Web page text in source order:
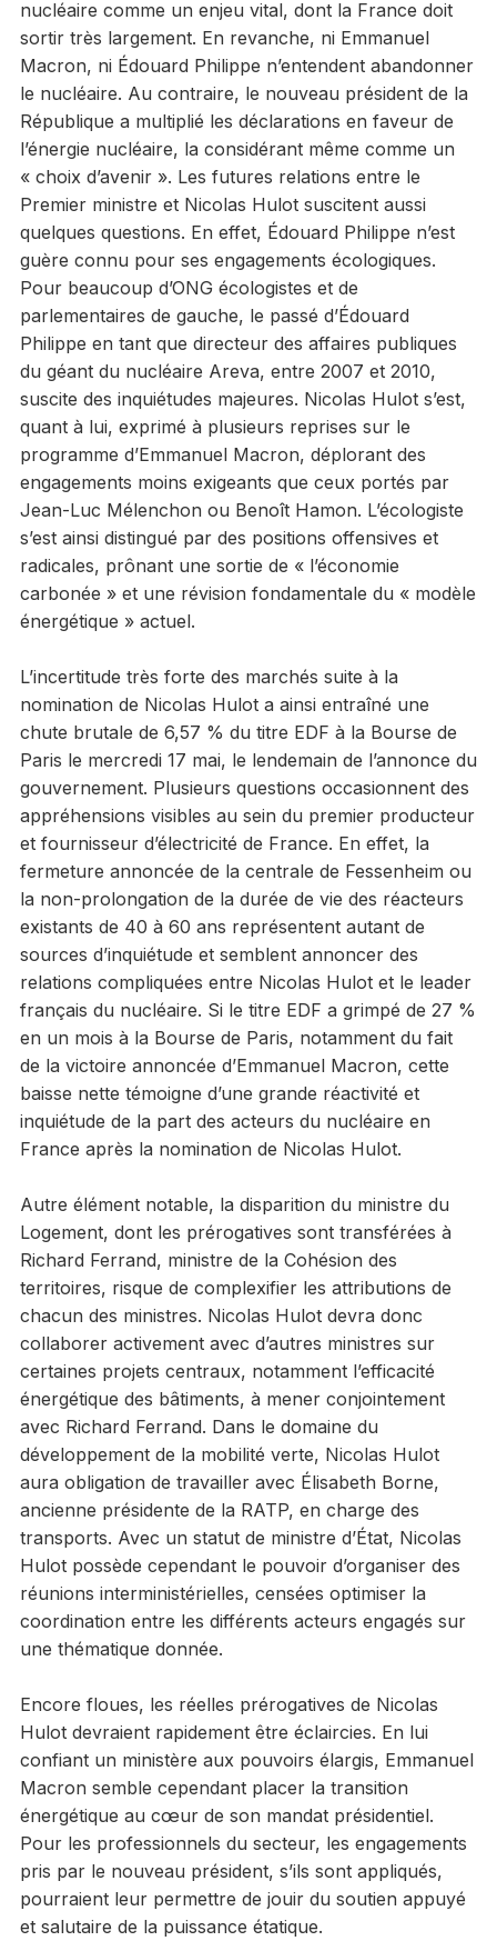
nucléaire comme un enjeu vital, dont la France doit
sortir très largement. En revanche, ni Emmanuel
Macron, ni Édouard Philippe n’entendent abandonner
le nucléaire. Au contraire, le nouveau président de la
République a multiplié les déclarations en faveur de
l’énergie nucléaire, la considérant même comme un
« choix d’avenir ». Les futures relations entre le
Premier ministre et Nicolas Hulot suscitent aussi
quelques questions. En effet, Édouard Philippe n’est
guère connu pour ses engagements écologiques.
Pour beaucoup d’ONG écologistes et de
parlementaires de gauche, le passé d’Édouard
Philippe en tant que directeur des affaires publiques
du géant du nucléaire Areva, entre 2007 et 2010,
suscite des inquiétudes majeures. Nicolas Hulot s’est,
quant à lui, exprimé à plusieurs reprises sur le
programme d’Emmanuel Macron, déplorant des
engagements moins exigeants que ceux portés par
Jean-Luc Mélenchon ou Benoît Hamon. L’écologiste
s’est ainsi distingué par des positions offensives et
radicales, prônant une sortie de « l’économie
carbonée » et une révision fondamentale du « modèle
énergétique » actuel.
L’incertitude très forte des marchés suite à la
nomination de Nicolas Hulot a ainsi entraîné une
chute brutale de 6,57 % du titre EDF à la Bourse de
Paris le mercredi 17 mai, le lendemain de l’annonce du
gouvernement. Plusieurs questions occasionnent des
appréhensions visibles au sein du premier producteur
et fournisseur d’électricité de France. En effet, la
fermeture annoncée de la centrale de Fessenheim ou
la non-prolongation de la durée de vie des réacteurs
existants de 40 à 60 ans représentent autant de
sources d’inquiétude et semblent annoncer des
relations compliquées entre Nicolas Hulot et le leader
français du nucléaire. Si le titre EDF a grimpé de 27 %
en un mois à la Bourse de Paris, notamment du fait
de la victoire annoncée d’Emmanuel Macron, cette
baisse nette témoigne d’une grande réactivité et
inquiétude de la part des acteurs du nucléaire en
France après la nomination de Nicolas Hulot.
Autre élément notable, la disparition du ministre du
Logement, dont les prérogatives sont transférées à
Richard Ferrand, ministre de la Cohésion des
territoires, risque de complexifier les attributions de
chacun des ministres. Nicolas Hulot devra donc
collaborer activement avec d’autres ministres sur
certaines projets centraux, notamment l’efficacité
énergétique des bâtiments, à mener conjointement
avec Richard Ferrand. Dans le domaine du
développement de la mobilité verte, Nicolas Hulot
aura obligation de travailler avec Élisabeth Borne,
ancienne présidente de la RATP, en charge des
transports. Avec un statut de ministre d’État, Nicolas
Hulot possède cependant le pouvoir d’organiser des
réunions interministérielles, censées optimiser la
coordination entre les différents acteurs engagés sur
une thématique donnée.
Encore floues, les réelles prérogatives de Nicolas
Hulot devraient rapidement être éclaircies. En lui
confiant un ministère aux pouvoirs élargis, Emmanuel
Macron semble cependant placer la transition
énergétique au cœur de son mandat présidentiel.
Pour les professionnels du secteur, les engagements
pris par le nouveau président, s’ils sont appliqués,
pourraient leur permettre de jouir du soutien appuyé
et salutaire de la puissance étatique.